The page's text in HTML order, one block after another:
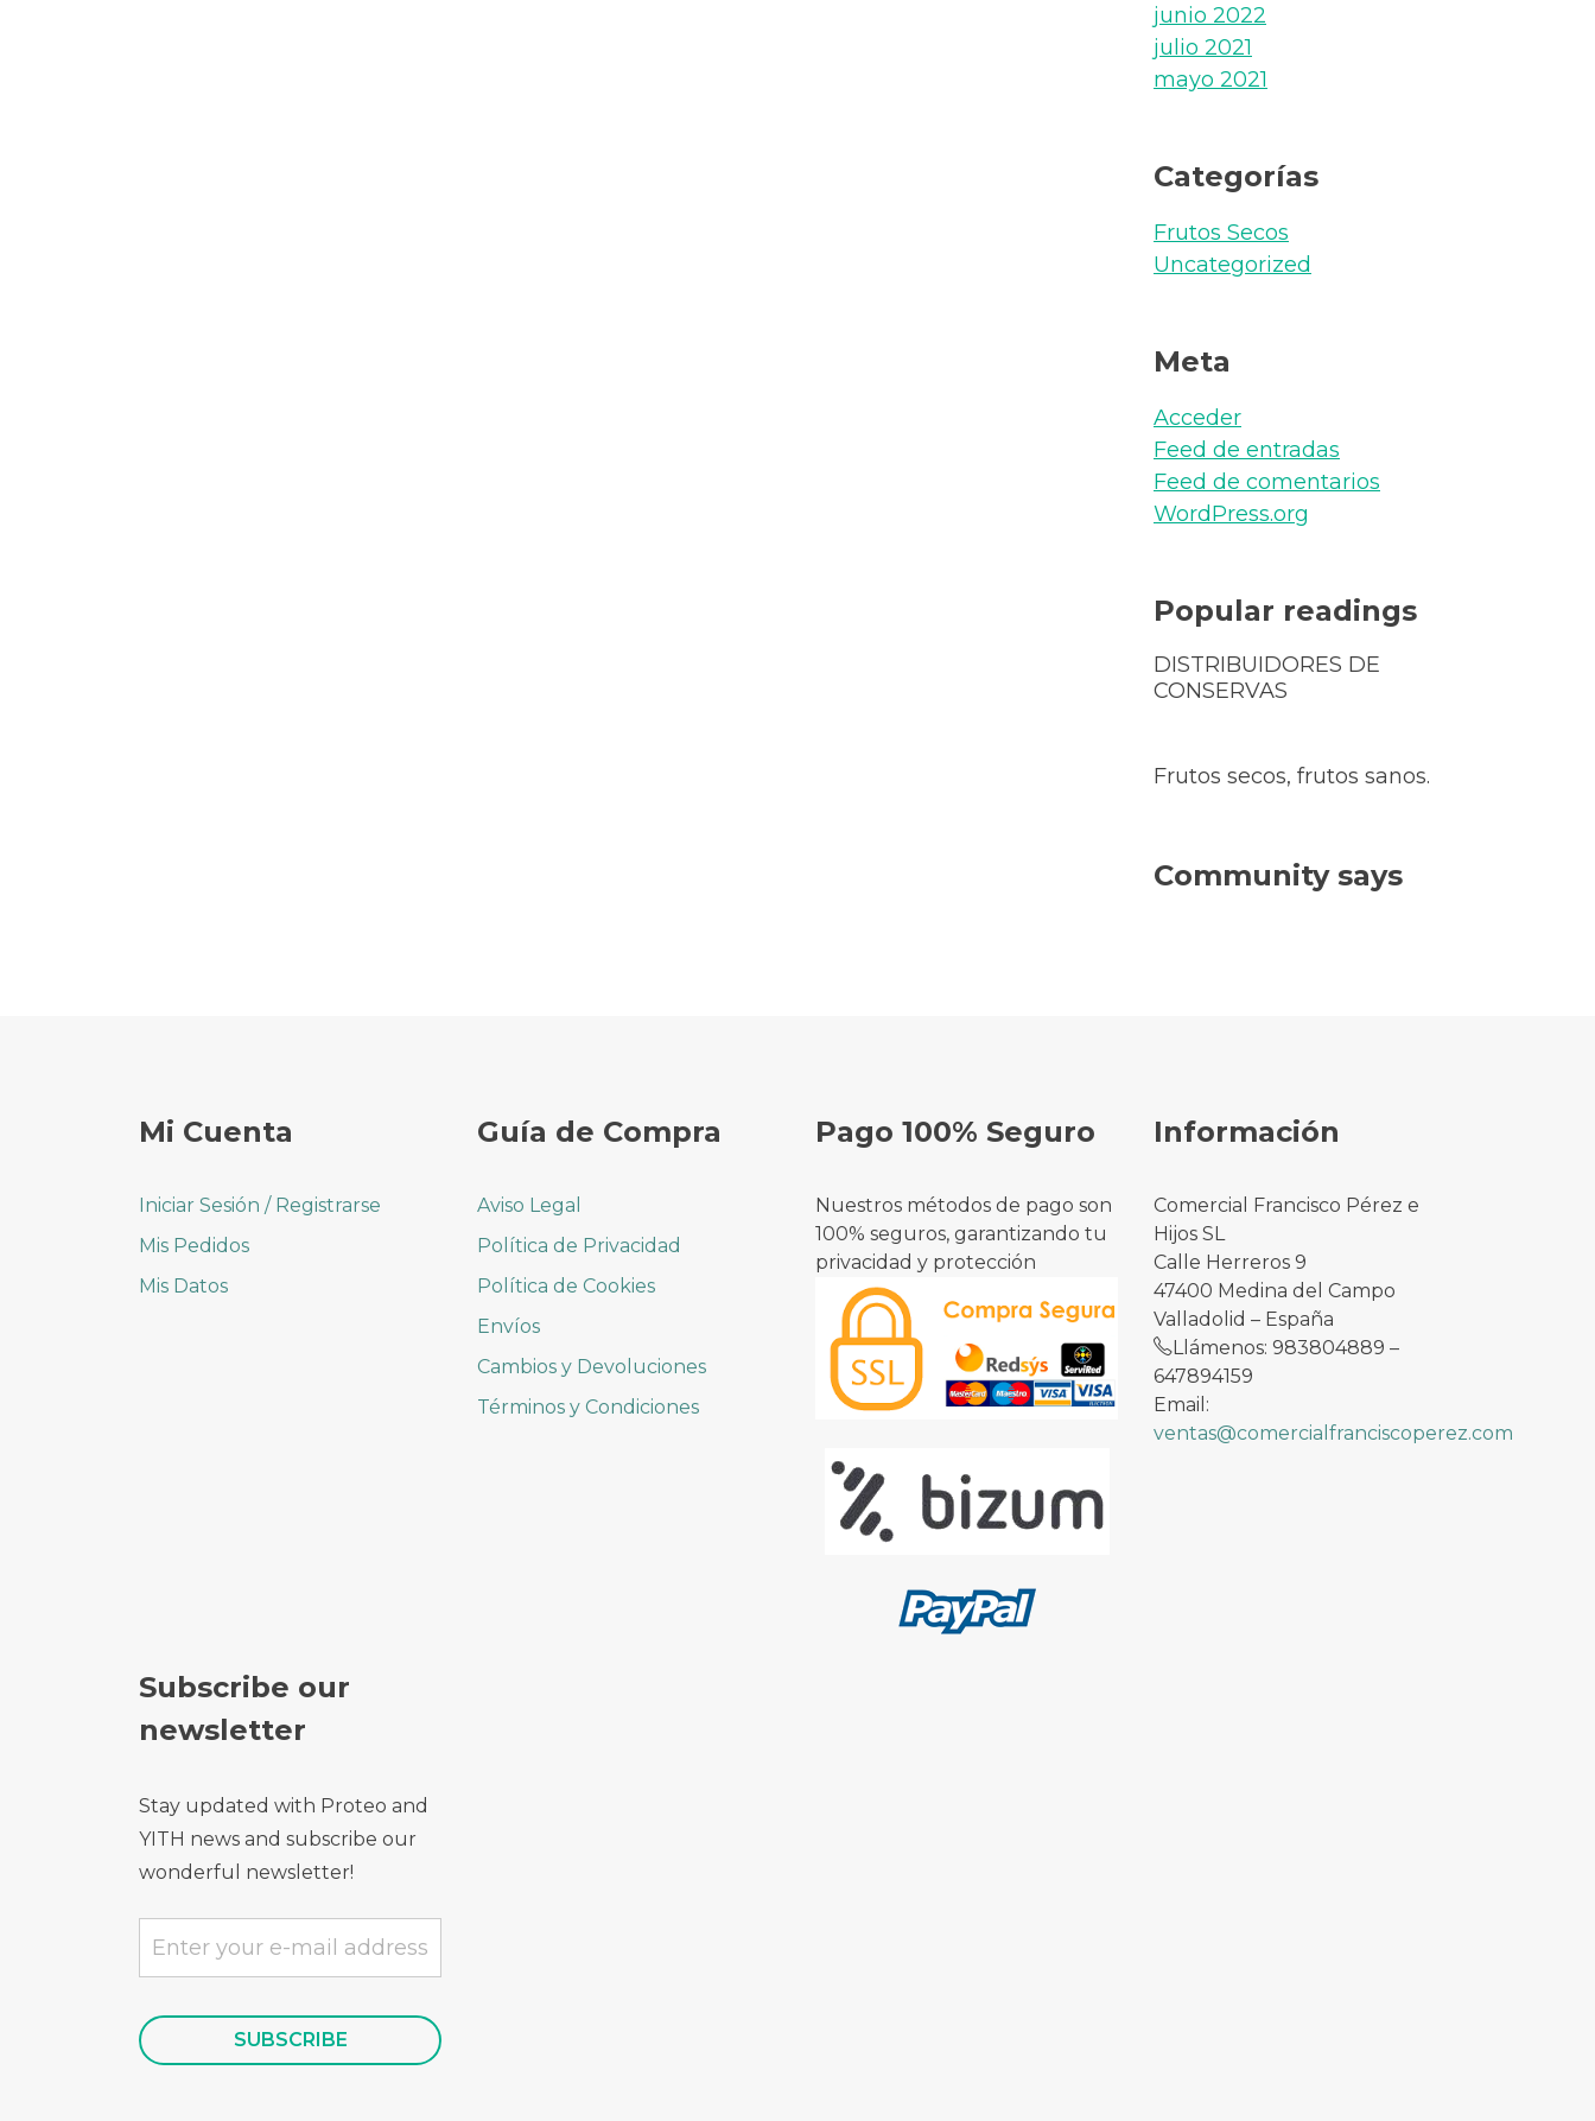
junio 2022
julio 2021
mayo 2021
Categorías
Frutos Secos
Uncategorized
Meta
Acceder
Feed de entradas
Feed de comentarios
WordPress.org
Popular readings
DISTRIBUIDORES DE
CONSERVAS
Frutos secos, frutos sanos.
Community says
Mi Cuenta
Iniciar Sesión / Registrarse
Mis Pedidos
Mis Datos
Guía de Compra
Aviso Legal
Política de Privacidad
Política de Cookies
Envíos
Cambios y Devoluciones
Términos y Condiciones
Pago 100% Seguro
Nuestros métodos de pago son
100% seguros, garantizando tu
privacidad y protección
Información
Comercial Francisco Pérez e
Hijos SL
Calle Herreros 9
47400 Medina del Campo
Valladolid – España
Llámenos: 983804889 –
647894159
Email:
ventas@comercialfranciscoperez.com
Subscribe our
newsletter
Stay updated with Proteo and
YITH news and subscribe our
wonderful newsletter!